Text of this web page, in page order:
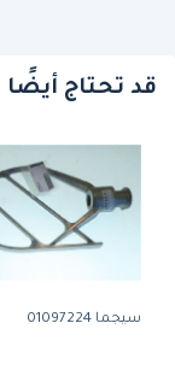
قد تحتاج أيضًا
سيجما 01097224